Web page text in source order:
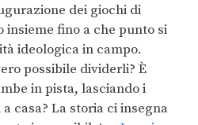
dei giochi di
insieme fino a che punto si
ideologica in campo.
possibile dividerli? È
in pista, lasciando i
casa? La storia ci insegna